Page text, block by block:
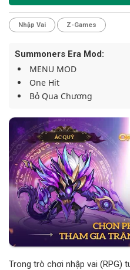
Nhập Vai Z-Games
Summoners Era Mod:
MENU MOD
One Hit
Bỏ Qua Chương
Trong trò chơi nhập vai (RPG)